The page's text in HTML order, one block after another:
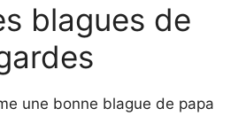
blagues de
une bonne blague de papa